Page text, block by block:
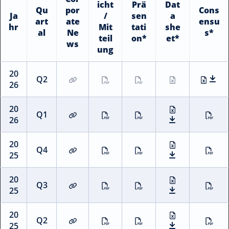
Ja
hr
Qu
art
al
por
ate
Ne
ws
icht
/
Mit
teil
ung
Prä
sen
tati
on*
Dat
a
she
et*
Cons
ensu
s*
20
26
Q2
20
26
Q1
20
25
Q4
20
25
Q3
20
25
Q2